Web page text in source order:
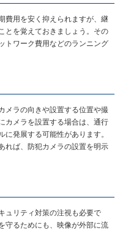
費用を安く抑えられますが、継
とを覚えておきましょう。その
トワーク費用などのランニング
メラの向きや設置する位置や撮
カメラを設置する場合は、通行
に発展する可能性があります。
れば、防犯カメラの設置を明示
ュリティ対策の注視も必要で
守るためにも、映像が外部に流